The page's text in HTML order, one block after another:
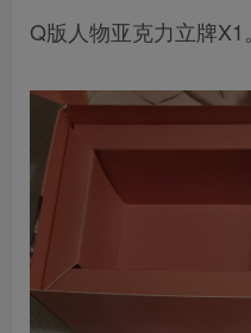
Q版人物亚克力立牌X1。